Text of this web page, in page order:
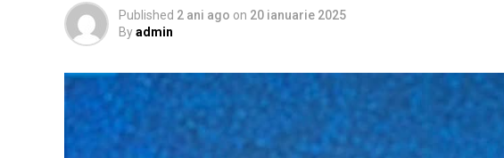
Published 2 ani ago on 20 ianuarie 2025
Byadmin